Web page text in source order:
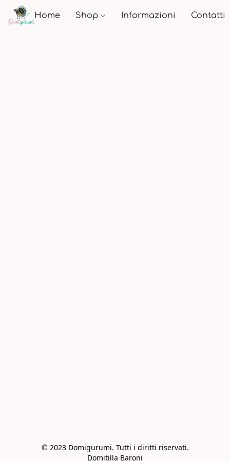
Home Shop Informazioni Contatti
© 2023 Domigurumi. Tutti i diritti riservati.
Domitilla Baroni